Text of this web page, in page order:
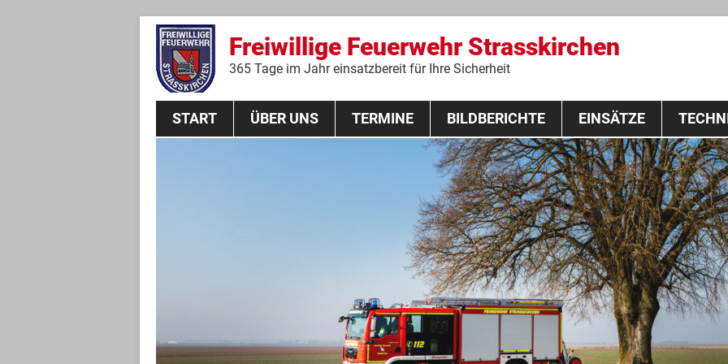
Freiwillige Feuerwehr Strasskirchen
365 Tage im Jahr einsatzbereit für Ihre Sicherheit
Zum
springen
START ÜBER UNS TERMINE
THL Lehrgang 2020
BILDBERICHTE EINSÄTZE
Fahrzeuge
Ausrüstung